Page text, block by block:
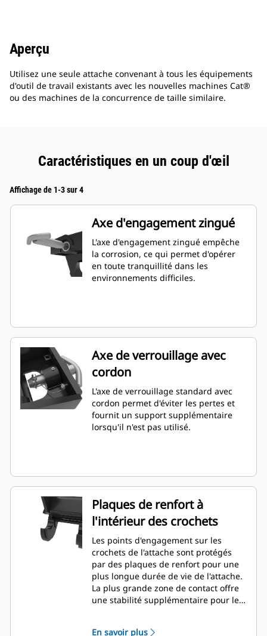
Aperçu
Utilisez une seule attache convenant à tous les équipements
d'outil de travail existants avec les nouvelles machines Cat®
ou des machines de la concurrence de taille similaire.
Caractéristiques en un coup d'œil
Affichage de 1-3 sur 4
Axe d'engagement zingué
L'axe d'engagement zingué empêche
la corrosion, ce qui permet d'opérer
en toute tranquillité dans les
environnements difficiles.
Axe de verrouillage avec
cordon
L'axe de verrouillage standard avec
cordon permet d'éviter les pertes et
fournit un support supplémentaire
lorsqu'il n'est pas utilisé.
Plaques de renfort à
l'intérieur des crochets
Les points d'engagement sur les
crochets de l'attache sont protégés
par des plaques de renfort pour une
plus longue durée de vie de l'attache.
La plus grande zone de contact offre
une stabilité supplémentaire pour les
En savoir plus